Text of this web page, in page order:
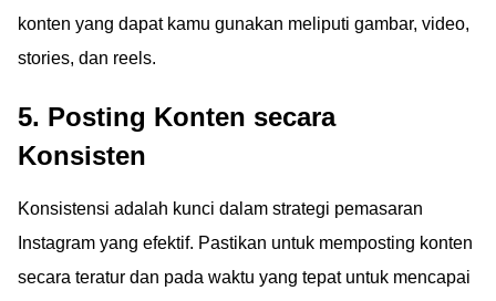
konten yang dapat kamu gunakan meliputi gambar, video,
stories, dan reels.
5. Posting Konten secara
Konsisten
Konsistensi adalah kunci dalam strategi pemasaran
Instagram yang efektif. Pastikan untuk memposting konten
secara teratur dan pada waktu yang tepat untuk mencapai